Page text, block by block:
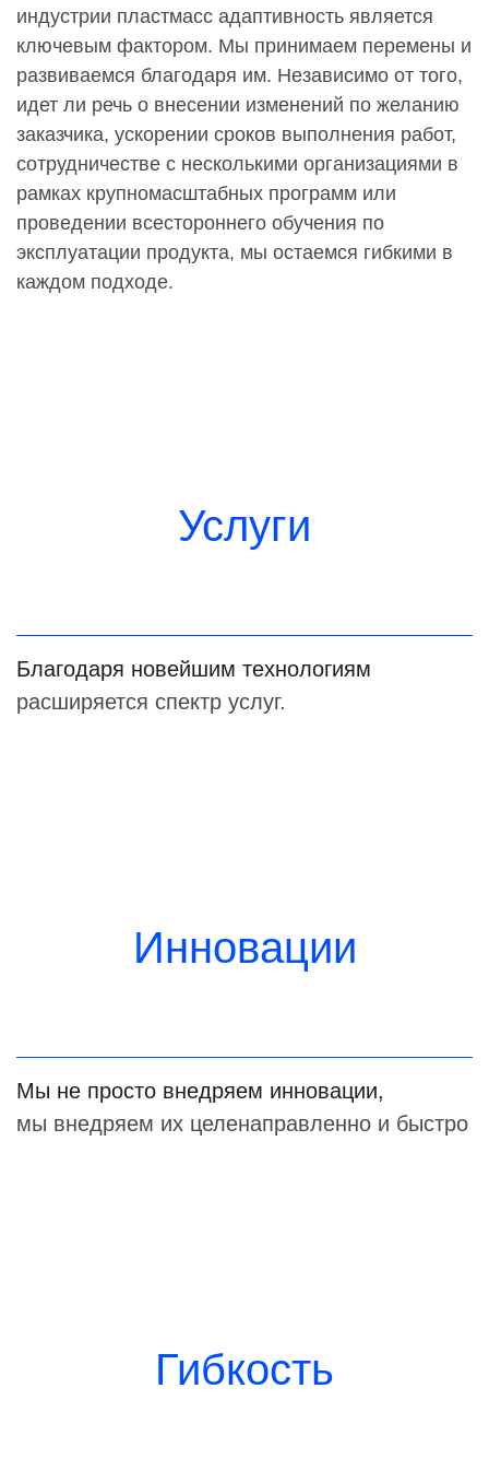
индустрии пластмасс адаптивность является
ключевым фактором. Мы принимаем перемены и
развиваемся благодаря им. Независимо от того,
идет ли речь о внесении изменений по желанию
заказчика, ускорении сроков выполнения работ,
сотрудничестве с несколькими организациями в
рамках крупномасштабных программ или
проведении всестороннего обучения по
эксплуатации продукта, мы остаемся гибкими в
каждом подходе.
Услуги
Благодаря новейшим технологиям
расширяется спектр услуг.
Инновации
Мы не просто внедряем инновации,
мы внедряем их целенаправленно и быстро
Гибкость